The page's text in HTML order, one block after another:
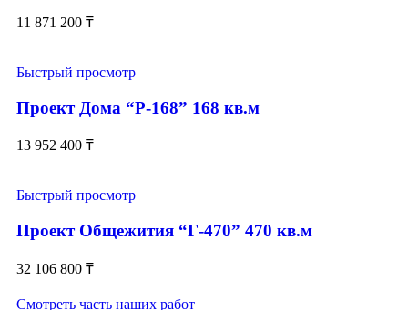
11 871 200 ₸
Быстрый просмотр
Проект Дома “Р-168” 168 кв.м
13 952 400 ₸
Быстрый просмотр
Проект Общежития “Г-470” 470 кв.м
32 106 800 ₸
Смотреть часть наших работ